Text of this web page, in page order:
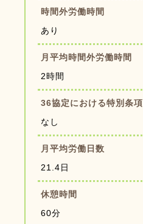
時間外労働時間
あり
月平均時間外労働時間
2時間
36協定における特別条項
なし
月平均労働日数
21.4日
休憩時間
60分